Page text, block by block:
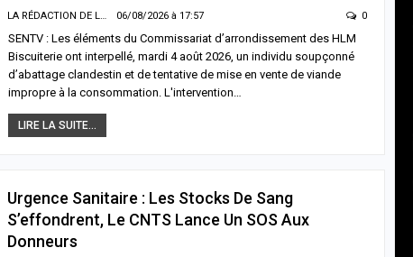
06/08/2026 à 17:57 0
SENTV : Les éléments du Commissariat d’arrondissement des HLM
Biscuiterie ont interpellé, mardi 4 août 2026, un individu soupçonné
d’abattage clandestin et de tentative de mise en vente de viande
impropre à la consommation. L'intervention…
LIRE LA SUITE...
Urgence Sanitaire : Les Stocks De Sang
S’effondrent, Le CNTS Lance Un SOS Aux
Donneurs